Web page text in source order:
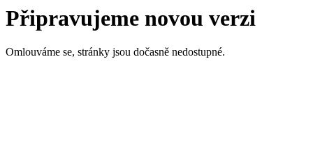
Připravujeme novou verzi
Omlouváme se, stránky jsou dočasně nedostupné.